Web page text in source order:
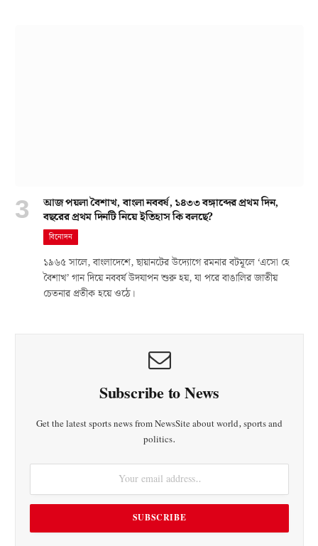
আজ পয়লা বৈশাখ, বাংলা নববর্ষ, ১৪৩৩ বঙ্গাব্দের প্রথম দিন,
বছরের প্রথম দিনটি নিয়ে ইতিহাস কি বলছে?
বিনোদন
১৯৬৫ সালে, বাংলাদেশে, ছায়ানটের উদ্যোগে রমনার বটমূলে ‘এসো হে
বৈশাখ’ গান দিয়ে নববর্ষ উদযাপন শুরু হয়, যা পরে বাঙালির জাতীয়
চেতনার প্রতীক হয়ে ওঠে।
Subscribe to News
Get the latest sports news from NewsSite about world, sports and
politics.